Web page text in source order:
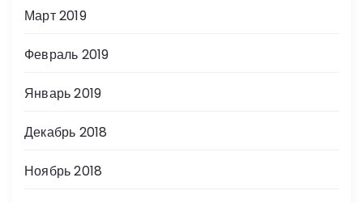
Март 2019
Февраль 2019
Январь 2019
Декабрь 2018
Ноябрь 2018